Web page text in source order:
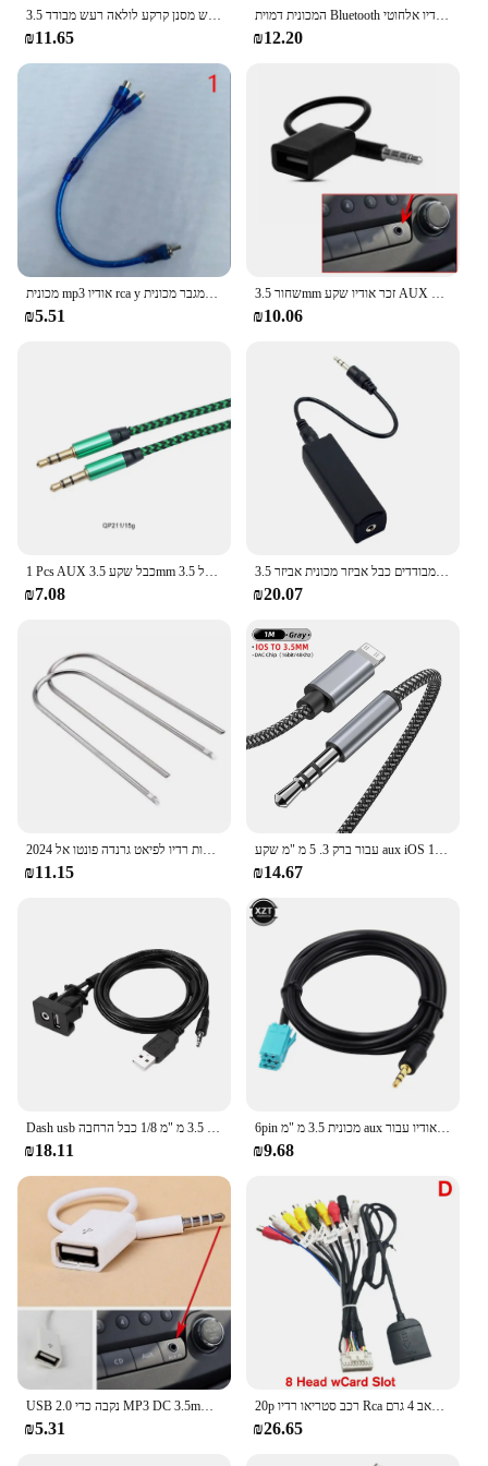
3.5 מ "מ קו רמקול כבל אודיו עבור מערכת סטריאו לרכב אודיו רעש מפחית מסנן קרקע לולאה רעש מסנן קרקע לולאה רעש מבודד
₪11.65
המכונית דמוית Bluetooth מקלט רדיו אלחוטי Bluetooth כבל מתאם רכב אוניברסלי מתאם hifi קול מקלט USB מקלט
₪12.20
מכונית mp3 אודיו rca y מפצל ממיר כבל מתאם למגבר מכונית
₪5.51
שחור 3.5mm זכר אודיו שקע AUX USB 2.0 נקבה ממיר מתאם כבל אוניברסלי נייד עבור מכונית כלים רכב אבזרים
₪10.06
₪7.08
3.5 מ "מ אומד קרקע אודיו לולאה מבודדים כבל אביזר מכונית אביזר
₪20.07
₪11.15 ₪14.67
₪18.11
6pin מכונית 3.5 מ "מ aux כבל אודיו עבור vkswagen 2005 2006 2007 2008 2010 2009 2011 עבור נגן CD MP3 כבל mp3
₪9.68
₪5.31
20p רכב סטריאו רדיו Rca פלט דמוית חוט רתום מחבר רדיו סאב 4 גרם SIM כבל כבל כבל מתאם חיווט o4c0
₪26.65